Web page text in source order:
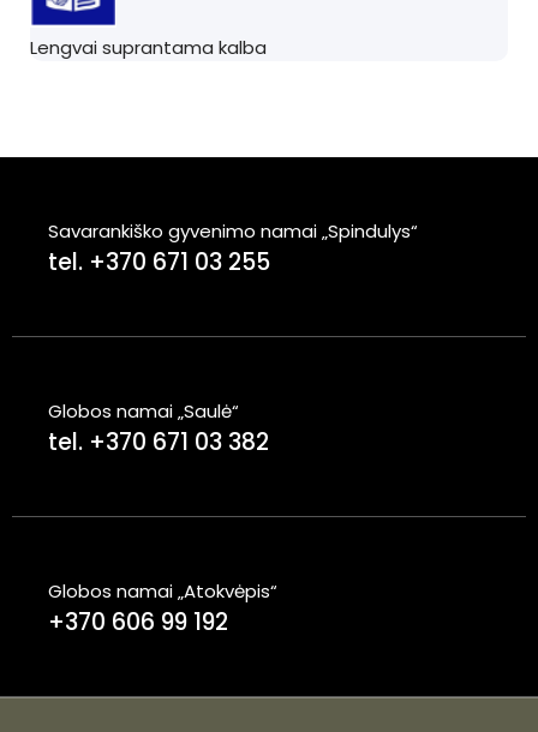
Lengvai suprantama kalba
Savarankiško gyvenimo namai „Spindulys“
tel. +370 671 03 255
Globos namai „Saulė“
tel. +370 671 03 382
Globos namai „Atokvėpis“
+370 606 99 192